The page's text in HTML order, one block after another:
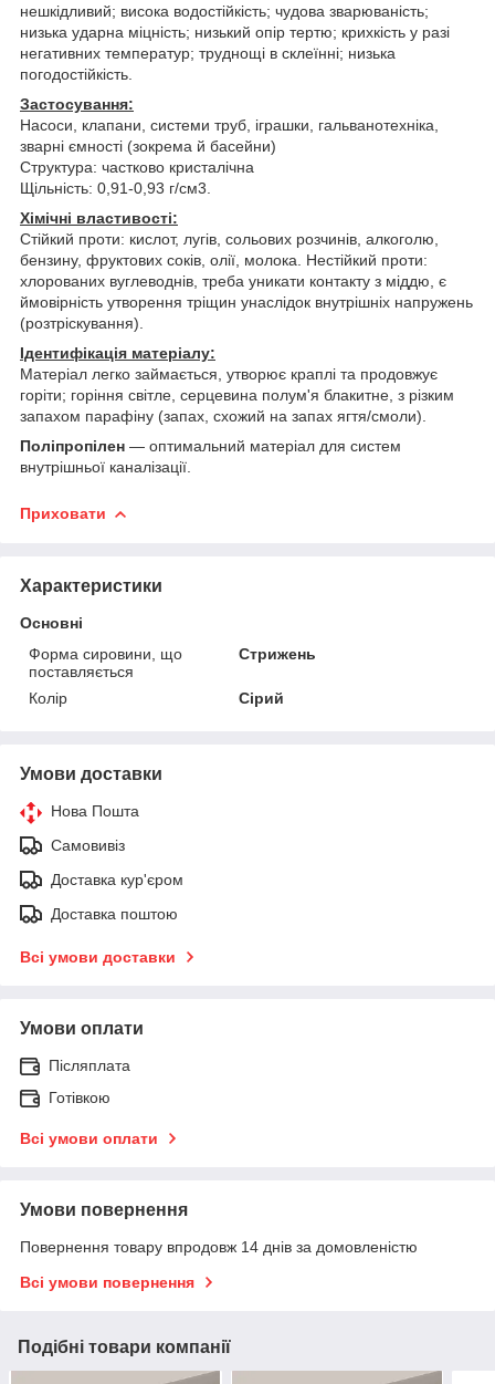
нешкідливий; висока водостійкість; чудова зварюваність;
низька ударна міцність; низький опір тертю; крихкість у разі
негативних температур; труднощі в склеїнні; низька
погодостійкість.
Застосування:
Насоси, клапани, системи труб, іграшки, гальванотехніка,
зварні ємності (зокрема й басейни)
Структура: частково кристалічна
Щільність: 0,91-0,93 г/см3.
Хімічні властивості:
Стійкий проти: кислот, лугів, сольових розчинів, алкоголю,
бензину, фруктових соків, олії, молока. Нестійкий проти:
хлорованих вуглеводнів, треба уникати контакту з міддю, є
ймовірність утворення тріщин унаслідок внутрішніх напружень
(розтріскування).
Ідентифікація матеріалу:
Матеріал легко займається, утворює краплі та продовжує
горіти; горіння світле, серцевина полум'я блакитне, з різким
запахом парафіну (запах, схожий на запах ягтя/смоли).
Поліпропілен — оптимальний матеріал для систем
внутрішньої каналізації.
Приховати
Характеристики
Основні
Форма сировини, що
поставляється
Стрижень
Колір Сірий
Умови доставки
Нова Пошта
Самовивіз
Доставка кур'єром
Доставка поштою
Всі умови доставки
Умови оплати
Післяплата
Готівкою
Всі умови оплати
Умови повернення
Повернення товару впродовж 14 днів за домовленістю
Всі умови повернення
Подібні товари компанії